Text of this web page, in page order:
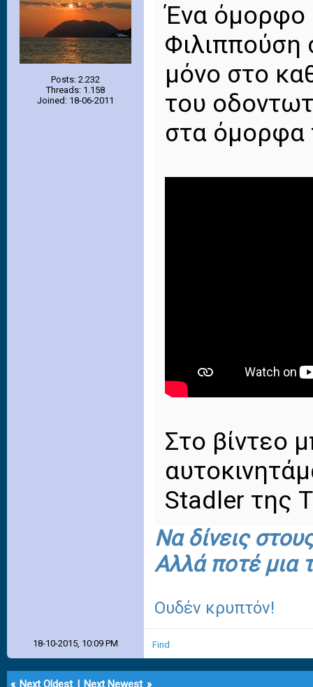
Posts: 2.232
Threads: 1.158
Joined: 18-06-2011
Ένα όμορφο
Φιλιππούση
μόνο στο
του
στα όμορφα
Στο βίντεο
Stadler της
Να δίνεις
Αλλά ποτέ μια
Ουδέν κρυπτόν!
18-10-2015, 10:09 PM Find
« Next Oldest | Next Newest »